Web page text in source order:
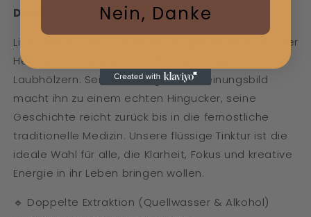
Der Kreative unter den Vitalpilzen
Lions Mane – auch bekannt als Igelstachelbart oder
Hericium erinaceus – wächst bevorzugt auf
Laubhölzern. Sein flauschiges Erscheinungsbild
macht ihn zu einem echten Hingucker, seine
Geschichte reicht zurück bis in die fernöstliche
traditionelle Medizin. Unsere flüssige Tinktur ist die
ideale Wahl für alle, die Klarheit, Fokus und kreative
Energie in ihr Leben bringen wollen.
🔹 Doppelte Extraktion (Quellwasser & Alkohol)
Nein, Danke